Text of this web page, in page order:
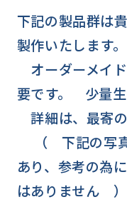
下記の製品群は
製作いたします。
オーダーメイ
要です。 少量生
詳細は、最寄
（ 下記の写真
あり、参考の為
はありません ）